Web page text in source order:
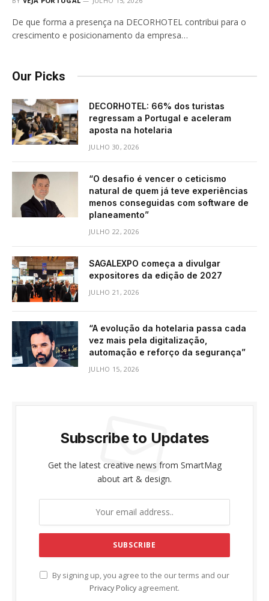
De que forma a presença na DECORHOTEL contribui para o
crescimento e posicionamento da empresa…
Our Picks
DECORHOTEL: 66% dos turistas
regressam a Portugal e aceleram
aposta na hotelaria
JULHO 30, 2026
“O desafio é vencer o ceticismo
natural de quem já teve experiências
menos conseguidas com software de
planeamento”
JULHO 22, 2026
SAGALEXPO começa a divulgar
expositores da edição de 2027
JULHO 21, 2026
“A evolução da hotelaria passa cada
vez mais pela digitalização,
automação e reforço da segurança”
JULHO 15, 2026
Subscribe to Updates
Get the latest creative news from SmartMag
about art & design.
By signing up, you agree to the our terms and our
Privacy Policy agreement.